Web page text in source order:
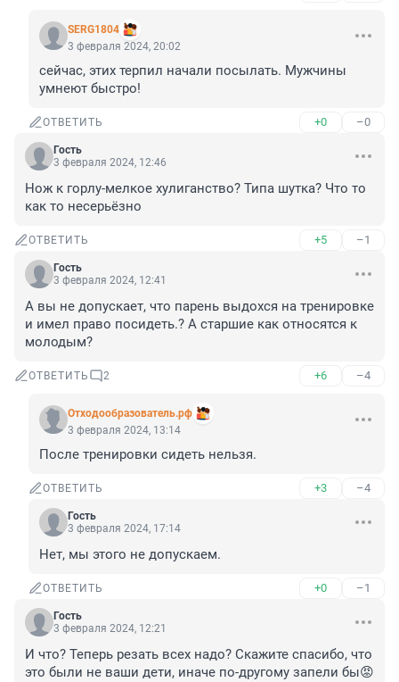
SERG1804
3 февраля 2024, 20:02
сейчас, этих терпил начали посылать. Мужчины
умнеют быстро!
ОТВЕТИТЬ +0 –0
Гость
3 февраля 2024, 12:46
Нож к горлу-мелкое хулиганство? Типа шутка? Что то
как то несерьёзно
ОТВЕТИТЬ +5 –1
Гость
3 февраля 2024, 12:41
А вы не допускает, что парень выдохся на тренировке
и имел право посидеть.? А старшие как относятся к
молодым?
ОТВЕТИТЬ 2 +6 –4
Отходообразователь.рф
3 февраля 2024, 13:14
После тренировки сидеть нельзя.
ОТВЕТИТЬ +3 –4
Гость
3 февраля 2024, 17:14
Нет, мы этого не допускаем.
ОТВЕТИТЬ +0 –1
Гость
3 февраля 2024, 12:21
И что? Теперь резать всех надо? Скажите спасибо, что
это были не ваши дети, иначе по-другому запели бы😡